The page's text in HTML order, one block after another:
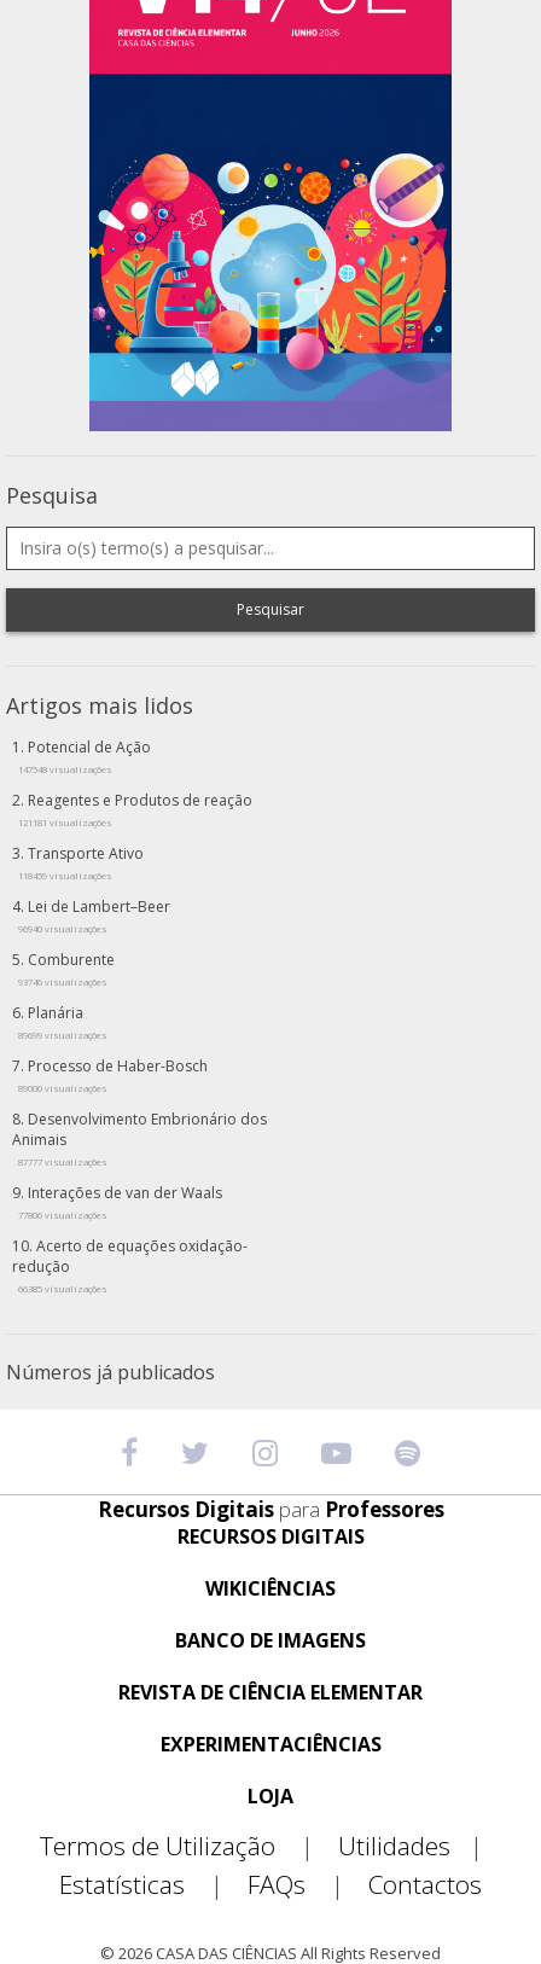
Pesquisa
Pesquisar
Artigos mais lidos
Potencial de Ação
147548 visualizações
Reagentes e Produtos de reação
121181 visualizações
Transporte Ativo
118459 visualizações
Lei de Lambert–Beer
96940 visualizações
Comburente
93746 visualizações
Planária
89699 visualizações
Processo de Haber-Bosch
89000 visualizações
Desenvolvimento Embrionário dos
Animais
87777 visualizações
Interações de van der Waals
77806 visualizações
Acerto de equações oxidação-
redução
66385 visualizações
Números já publicados
Recursos Digitais para Professores
RECURSOS DIGITAIS
WIKICIÊNCIAS
BANCO DE IMAGENS
REVISTA DE CIÊNCIA ELEMENTAR
EXPERIMENTACIÊNCIAS
LOJA
Termos de Utilização | Utilidades
|
Estatísticas
| FAQs | Contactos
© 2026 CASA DAS CIÊNCIAS All Rights Reserved